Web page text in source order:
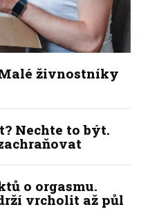
živnostníky
Nechte to být.
o orgasmu.
vrcholit až půl